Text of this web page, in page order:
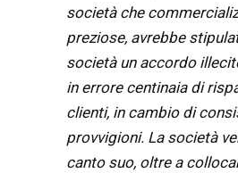
società che
preziose, avrebbe
società un accordo
in errore centinaia di
clienti, in cambio di
provvigioni. La società
canto suo, oltre a